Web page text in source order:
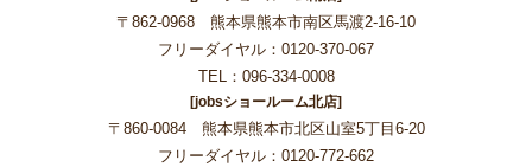
〒862-0968 熊本県熊本市南区馬渡2-16-10
フリーダイヤル：0120-370-067
TEL：096-334-0008
[jobsショールーム北店]
〒860-0084 熊本県熊本市北区山室5丁目6-20
フリーダイヤル：0120-772-662